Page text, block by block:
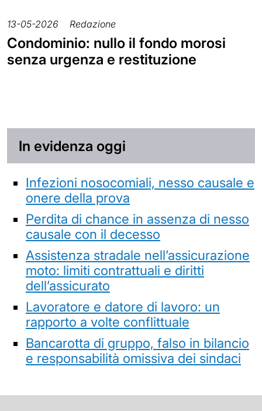
13-05-2026 Redazione
Condominio: nullo il fondo morosi
senza urgenza e restituzione
In evidenza oggi
Infezioni nosocomiali, nesso causale e
onere della prova
Perdita di chance in assenza di nesso
causale con il decesso
Assistenza stradale nell’assicurazione
moto: limiti contrattuali e diritti
dell’assicurato
Lavoratore e datore di lavoro: un
rapporto a volte conflittuale
Bancarotta di gruppo, falso in bilancio
e responsabilità omissiva dei sindaci